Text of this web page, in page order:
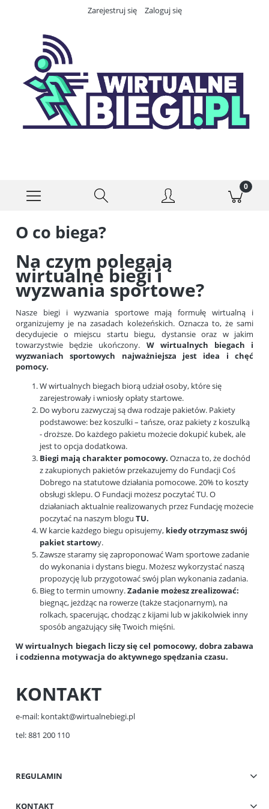
Zarejestruj się Zaloguj się
O co biega?
Na czym polegają
wirtualne biegi i
wyzwania sportowe?
Nasze biegi i wyzwania sportowe mają formułę wirtualną i
organizujemy je na zasadach koleżeńskich. Oznacza to, że sami
decydujecie o miejscu startu biegu, dystansie oraz w jakim
towarzystwie będzie ukończony. W wirtualnych biegach i
wyzwaniach sportowych najważniejsza jest idea i chęć
pomocy.
W wirtualnych biegach biorą udział osoby, które się
zarejestrowały i wniosły opłaty startowe.
Do wyboru zazwyczaj są dwa rodzaje pakietów. Pakiety
podstawowe: bez koszulki – tańsze, oraz pakiety z koszulką
- droższe. Do każdego pakietu możecie dokupić kubek, ale
jest to opcja dodatkowa.
Biegi mają charakter pomocowy. Oznacza to, że dochód
z zakupionych pakietów przekazujemy do Fundacji Coś
Dobrego na statutowe działania pomocowe. 20% to koszty
obsługi sklepu. O Fundacji możesz poczytaćTU. O
działaniach aktualnie realizowanych przez Fundację możecie
poczytać na naszym blogu TU.
W karcie każdego biegu opisujemy, kiedy otrzymasz swój
pakiet startowy.
Zawsze staramy się zaproponować Wam sportowe zadanie
do wykonania i dystans biegu. Możesz wykorzystać naszą
propozycję lub przygotować swój plan wykonania zadania.
Bieg to termin umowny.Zadanie możesz zrealizować:
biegnąc, jeżdżąc na rowerze (także stacjonarnym), na
rolkach, spacerując, chodząc z kijami lub w jakikolwiek inny
sposób angażujący siłę Twoich mięśni.
W wirtualnych biegach liczy się cel pomocowy, dobra zabawa
i codzienna motywacja do aktywnego spędzania czasu.
KONTAKT
e-mail: kontakt@wirtualnebiegi.pl
tel: 881 200 110
REGULAMIN
KONTAKT